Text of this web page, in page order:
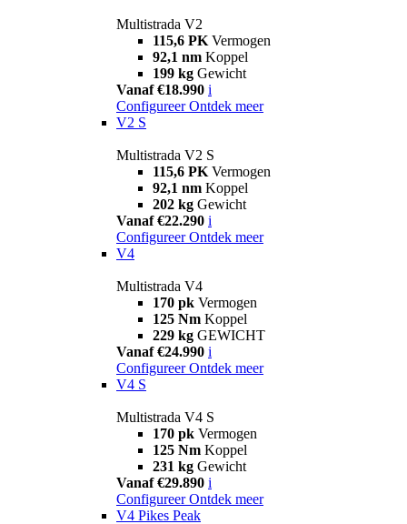
Multistrada V2
115,6 PK Vermogen
92,1 nm Koppel
199 kg Gewicht
Vanaf €18.990 i
Configureer Ontdek meer
V2 S
Multistrada V2 S
115,6 PK Vermogen
92,1 nm Koppel
202 kg Gewicht
Vanaf €22.290 i
Configureer Ontdek meer
V4
Multistrada V4
170 pk Vermogen
125 Nm Koppel
229 kg GEWICHT
Vanaf €24.990 i
Configureer Ontdek meer
V4 S
Multistrada V4 S
170 pk Vermogen
125 Nm Koppel
231 kg Gewicht
Vanaf €29.890 i
Configureer Ontdek meer
V4 Pikes Peak